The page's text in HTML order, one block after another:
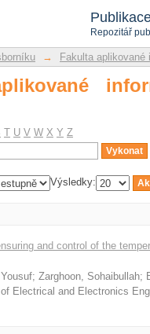
Repozitář
→ Fakulta aplikované
T U V W X Y Z
Výsledky:
and control of the
; Zarghoon, Sohaibullah;
of Electrical and Electronics